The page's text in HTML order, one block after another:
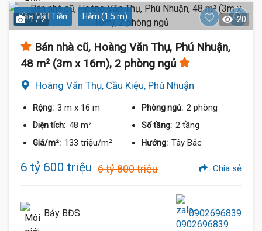
Gần Mặt Tiền Hẻm (1.5 m)
1 / 2 20
Bán nhà cũ, Hoàng Văn Thụ, Phú Nhuận,
48 m² (3m x 16m), 2 phòng ngủ
Hoàng Văn Thụ, Cầu Kiệu, Phú Nhuận
Rộng: 3 m x 16 m Phòng ngủ: 2 phòng
Diện tích: 48 m² Số tầng: 2 tầng
Giá/m²: 133 triệu/m² Hướng: Tây Bắc
6 tỷ 600 triệu 6 tỷ 800 triệu Chia sẻ
Bảy BĐS 0902696839